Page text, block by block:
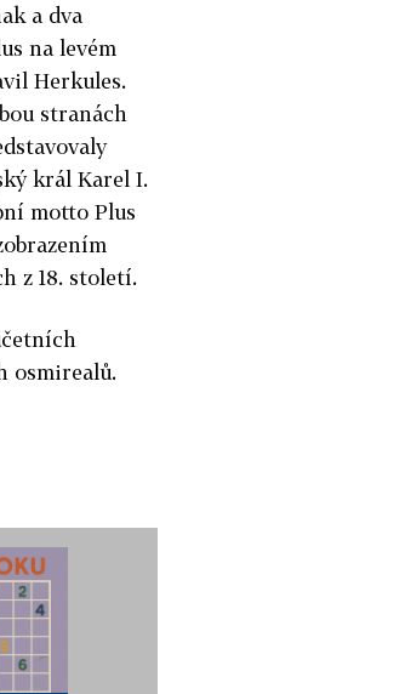
a dva
na levém
Herkules.
stranách
král Karel I.
motto Plus
z 18. století.
osmirealů.